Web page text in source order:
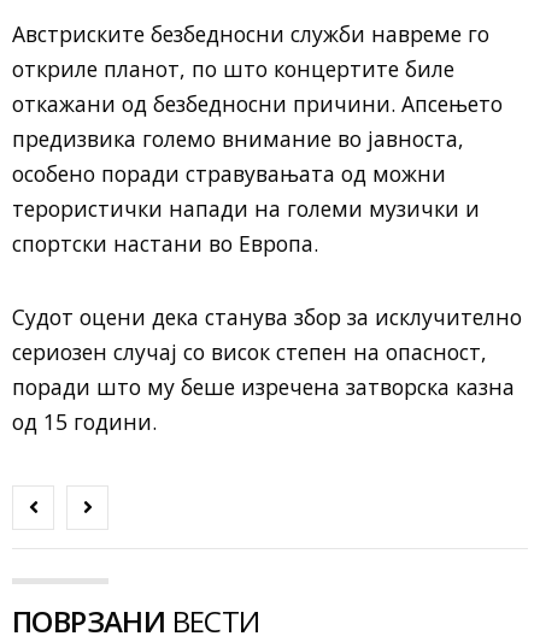
Австриските безбедносни служби навреме го
откриле планот, по што концертите биле
откажани од безбедносни причини. Апсењето
предизвика големо внимание во јавноста,
особено поради стравувањата од можни
терористички напади на големи музички и
спортски настани во Европа.
Судот оцени дека станува збор за исклучително
сериозен случај со висок степен на опасност,
поради што му беше изречена затворска казна
од 15 години.
ПОВРЗАНИ ВЕСТИ